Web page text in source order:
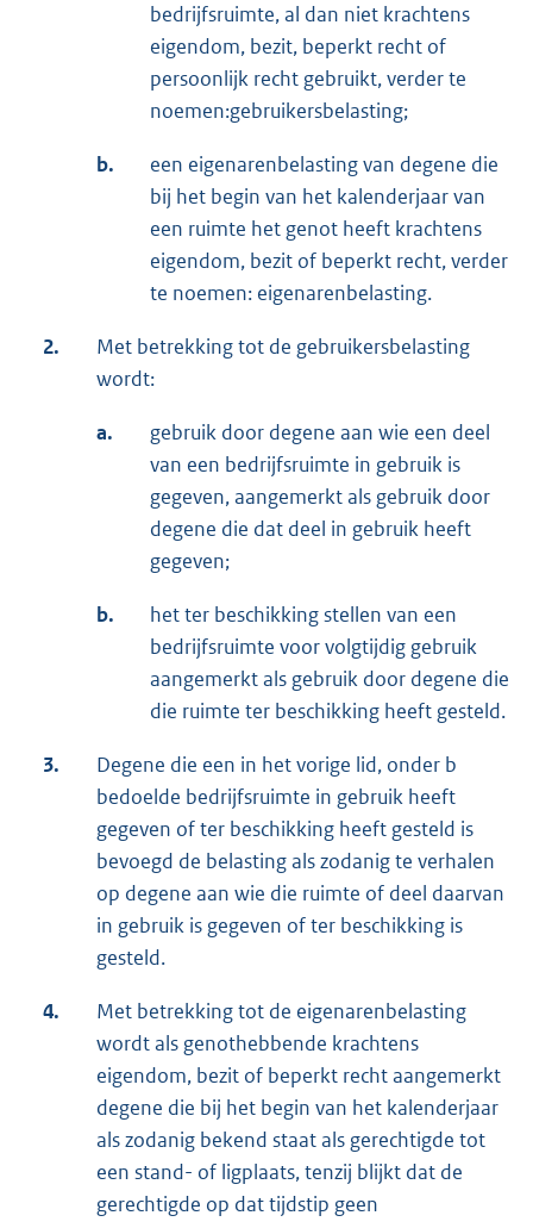
bedrijfsruimte, al dan niet krachtens
eigendom, bezit, beperkt recht of
persoonlijk recht gebruikt, verder te
noemen:gebruikersbelasting;
b.
een eigenarenbelasting van degene die
bij het begin van het kalenderjaar van
een ruimte het genot heeft krachtens
eigendom, bezit of beperkt recht, verder
te noemen: eigenarenbelasting.
2.
Met betrekking tot de gebruikersbelasting
wordt:
a.
gebruik door degene aan wie een deel
van een bedrijfsruimte in gebruik is
gegeven, aangemerkt als gebruik door
degene die dat deel in gebruik heeft
gegeven;
b.
het ter beschikking stellen van een
bedrijfsruimte voor volgtijdig gebruik
aangemerkt als gebruik door degene die
die ruimte ter beschikking heeft gesteld.
3.
Degene die een in het vorige lid, onder b
bedoelde bedrijfsruimte in gebruik heeft
gegeven of ter beschikking heeft gesteld is
bevoegd de belasting als zodanig te verhalen
op degene aan wie die ruimte of deel daarvan
in gebruik is gegeven of ter beschikking is
gesteld.
4.
Met betrekking tot de eigenarenbelasting
wordt als genothebbende krachtens
eigendom, bezit of beperkt recht aangemerkt
degene die bij het begin van het kalenderjaar
als zodanig bekend staat als gerechtigde tot
een stand- of ligplaats, tenzij blijkt dat de
gerechtigde op dat tijdstip geen